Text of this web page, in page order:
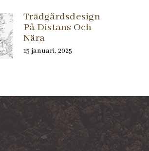
Trädgårdsdesign
På Distans Och
Nära
15 januari, 2025